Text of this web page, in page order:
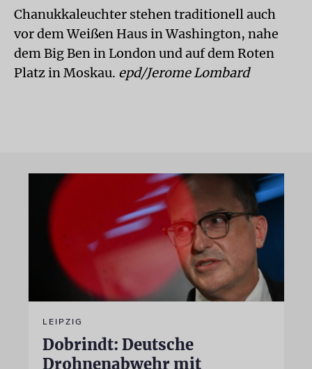
Chanukkaleuchter stehen traditionell auch
vor dem Weißen Haus in Washington, nahe
dem Big Ben in London und auf dem Roten
Platz in Moskau. epd/Jerome Lombard
LEIPZIG
Dobrindt: Deutsche
Drohnenabwehr mit